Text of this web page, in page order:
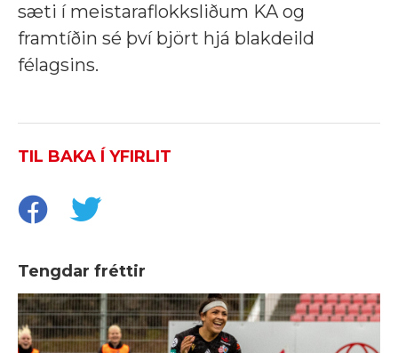
sæti í meistaraflokksliðum KA og
framtíðin sé því björt hjá blakdeild
félagsins.
TIL BAKA Í YFIRLIT
Tengdar fréttir